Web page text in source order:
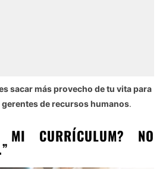
sacar más provecho de tu vita para
de recursos humanos.
MI CURRÍCULUM? NO